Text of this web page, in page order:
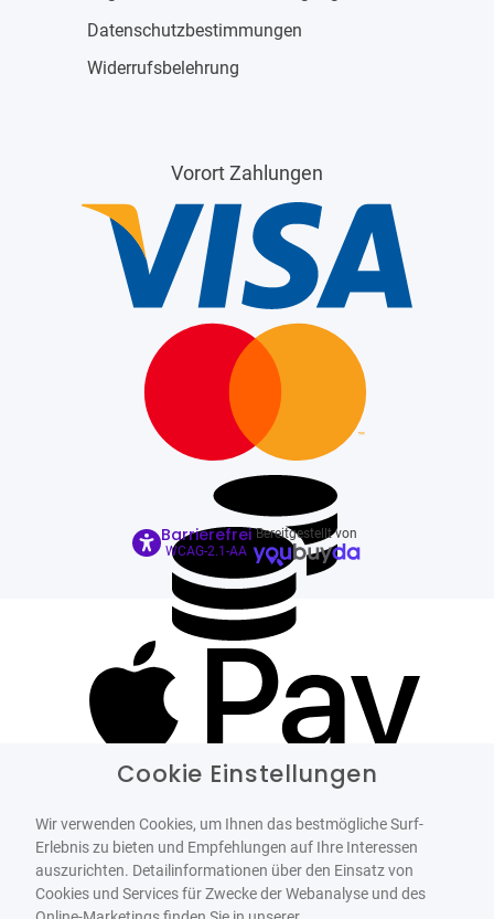
Datenschutzbestimmungen
Widerrufsbelehrung
Vorort Zahlungen
Barrierefrei
WCAG-2.1-AA
Bereitgestellt von
Cookie Einstellungen
Wir verwenden Cookies, um Ihnen das bestmögliche Surf-
Erlebnis zu bieten und Empfehlungen auf Ihre Interessen
auszurichten. Detailinformationen über den Einsatz von
Cookies und Services für Zwecke der Webanalyse und des